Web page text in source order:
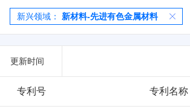
新兴领域： 新材料-先进有色金属材料
更新时间
专利号 专利名称